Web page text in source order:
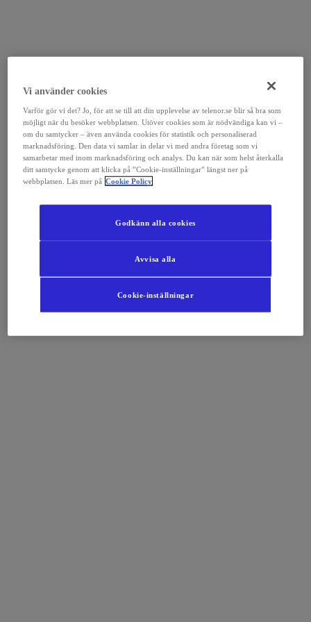
Vi använder cookies
Varför gör vi det? Jo, för att se till att din upplevelse av telenor.se blir så bra som
möjligt när du besöker webbplatsen. Utöver cookies som är nödvändiga kan vi –
om du samtycker – även använda cookies för statistik och personaliserad
marknadsföring. Den data vi samlar in delar vi med andra företag som vi
samarbetar med inom marknadsföring och analys. Du kan när som helst återkalla
ditt samtycke genom att klicka på ”Cookie-inställningar” längst ner på
webbplatsen. Läs mer på Cookie Policy
Cookie-inställningar
Avvisa alla
Godkänn alla cookies